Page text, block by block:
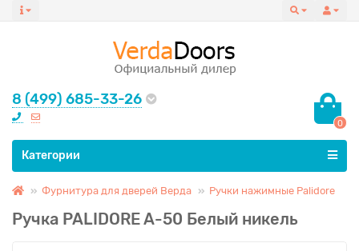
8 (499) 685-33-26
0
Все категории
Категории
Фурнитура для дверей Верда Ручки нажимные Palidore
Ручка PALIDORE A-50 Белый никель